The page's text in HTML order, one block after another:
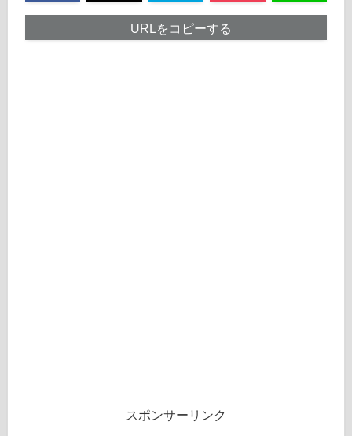
URLをコピーする
スポンサーリンク